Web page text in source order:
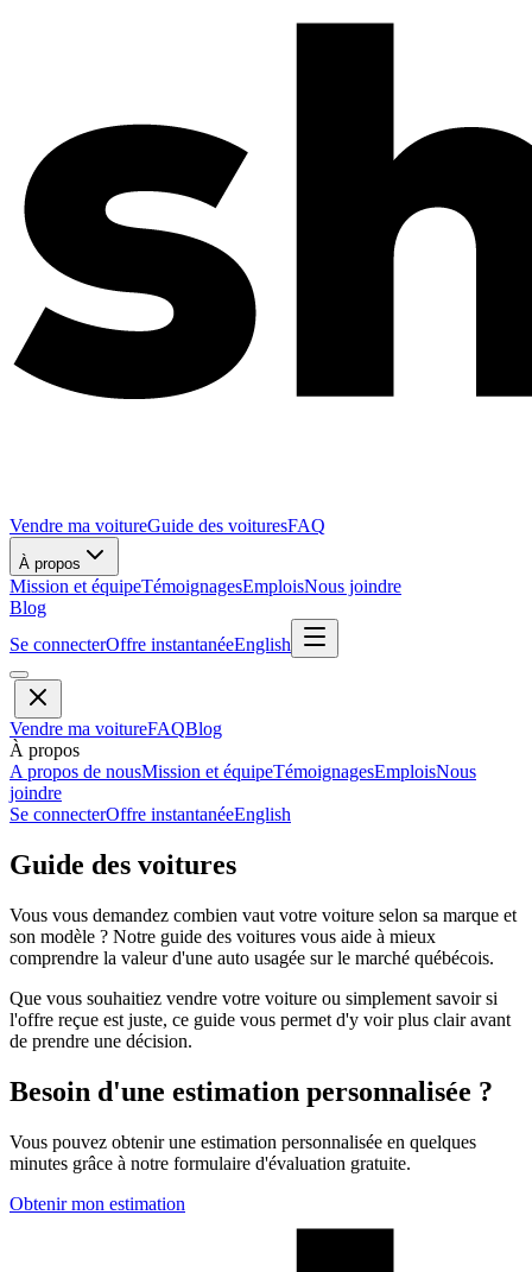
Vendre ma voitureGuide des voituresFAQ
À propos
Mission et équipeTémoignagesEmploisNous joindre
Blog
Se connecterOffre instantanéeEnglish
Vendre ma voitureFAQBlog
À propos
A propos de nousMission et équipeTémoignagesEmploisNous
joindre
Se connecterOffre instantanéeEnglish
Guide des voitures
Vous vous demandez combien vaut votre voiture selon sa marque et
son modèle ? Notre guide des voitures vous aide à mieux
comprendre la valeur d'une auto usagée sur le marché québécois.
Que vous souhaitiez vendre votre voiture ou simplement savoir si
l'offre reçue est juste, ce guide vous permet d'y voir plus clair avant
de prendre une décision.
Besoin d'une estimation personnalisée ?
Vous pouvez obtenir une estimation personnalisée en quelques
minutes grâce à notre formulaire d'évaluation gratuite.
Obtenir mon estimation